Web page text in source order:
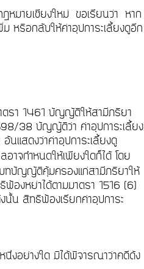
ฎหมายเชียงใหม่ ขอเรียนว่า หาก
หรือกลับให้ค่าอุปการะเลี้ยงดูอีก
ตรา 1461 บัญญัติให้สามีภริยา
38 บัญญัติว่า ค่าอุปการะเลี้ยง
นแสดงว่าค่าอุปการะเลี้ยงดู
อาจกำหนดให้เพียงใดก็ได้ โดย
บทบัญญัติคุ้มครองแก่สามีภริยาให้
องหย่าได้ตามมาตรา 1516 (6)
นั้น สิทธิฟ้องเรียกค่าอุปการะ
นึ่งอย่างใด มิได้พิจารณาว่าคดีดัง